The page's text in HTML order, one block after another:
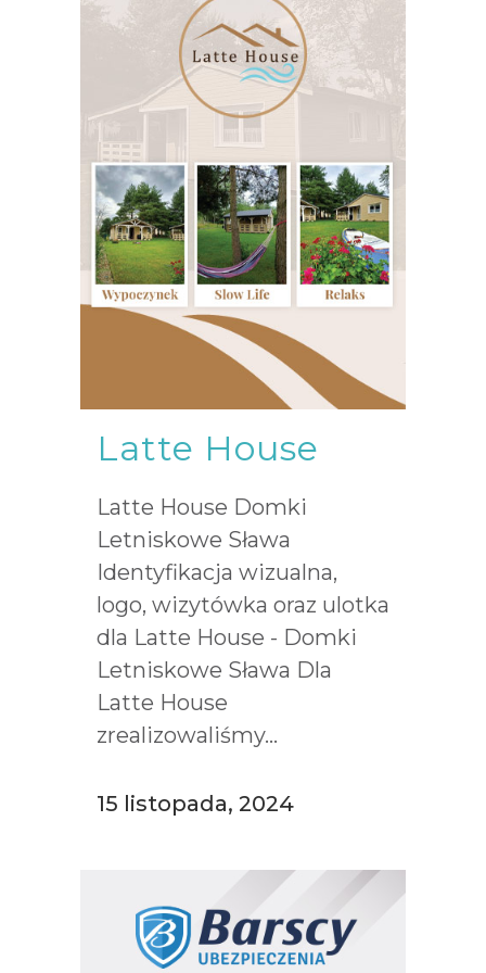
Latte House
Latte House Domki
Letniskowe Sława
Identyfikacja wizualna,
logo, wizytówka oraz ulotka
dla Latte House - Domki
Letniskowe Sława Dla
Latte House
zrealizowaliśmy...
15 listopada, 2024